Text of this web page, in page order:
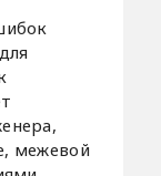
межевой